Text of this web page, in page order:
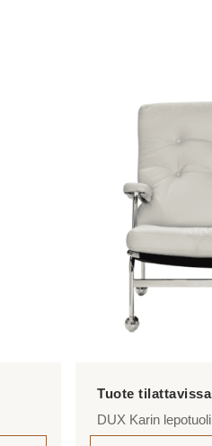
DUX Karin lepotuoli